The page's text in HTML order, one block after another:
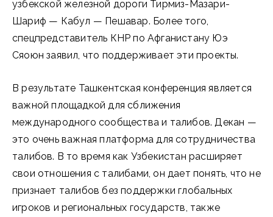
узбекской железной дороги Тирмиз-Мазари-
Шариф — Кабул — Пешавар. Более того,
спецпредставитель КНР по Афганистану Юэ
Сяоюн заявил, что поддерживает эти проекты.
В результате Ташкентская конференция является
важной площадкой для сближения
международного сообщества и талибов. Декан —
это очень важная платформа для сотрудничества
талибов. В то время как Узбекистан расширяет
свои отношения с талибами, он дает понять, что не
признает талибов без поддержки глобальных
игроков и региональных государств, также